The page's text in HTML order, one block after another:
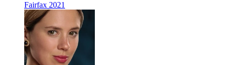
Fairfax 2021